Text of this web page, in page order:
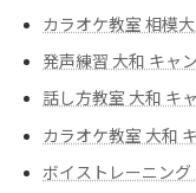
カラオケ教室 相模
発声練習 大和 キャ
話し方教室 大和 キ
カラオケ教室 大和
ボイストレーニング